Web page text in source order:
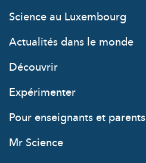
Science au Luxembourg
Actualités dans le monde
Découvrir
Expérimenter
Pour enseignants et parents
Mr Science